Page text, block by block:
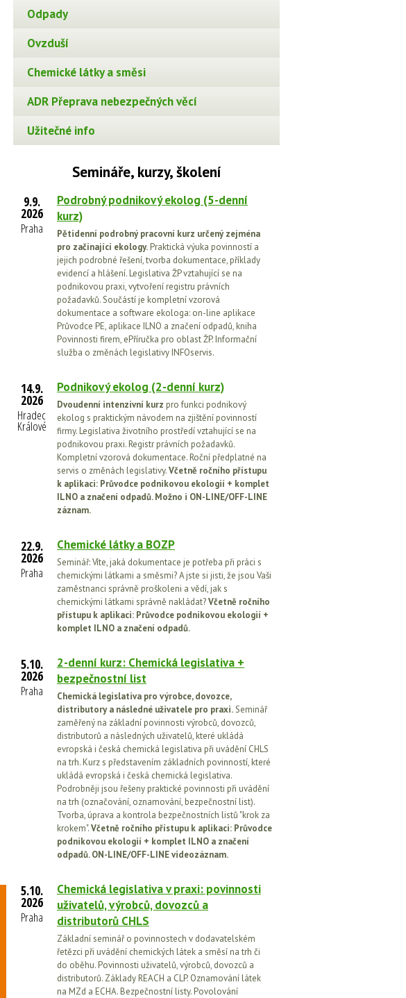
Odpady
Ovzduší
Chemické látky a směsi
ADR Přeprava nebezpečných věcí
Užitečné info
Semináře, kurzy, školení
9.9.
2026
Praha
Podrobný podnikový ekolog (5-denní
kurz)
Pětidenní podrobný pracovní kurz určený zejména
pro začínající ekology. Praktická výuka povinností a
jejich podrobné řešení, tvorba dokumentace, příklady
evidencí a hlášení. Legislativa ŽP vztahující se na
podnikovou praxi, vytvoření registru právních
požadavků. Součástí je kompletní vzorová
dokumentace a software ekologa: on-line aplikace
Průvodce PE, aplikace ILNO a značení odpadů, kniha
Povinnosti firem, ePříručka pro oblast ŽP. Informační
služba o změnách legislativy INFOservis.
14.9.
2026
Hradec
Králové
Podnikový ekolog (2-denní kurz)
Dvoudenní intenzivní kurz pro funkci podnikový
ekolog s praktickým návodem na zjištění povinností
firmy. Legislativa životního prostředí vztahující se na
podnikovou praxi. Registr právních požadavků.
Kompletní vzorová dokumentace. Roční předplatné na
servis o změnách legislativy.Včetně ročního přístupu
k aplikaci: Průvodce podnikovou ekologií + komplet
ILNO a značení odpadů. Možno i ON-LINE/OFF-LINE
záznam.
22.9.
2026
Praha
Chemické látky a BOZP
Seminář: Víte, jaká dokumentace je potřeba při práci s
chemickými látkami a směsmi? A jste si jisti, že jsou Vaši
zaměstnanci správně proškoleni a vědí, jak s
chemickými látkami správně nakládat?Včetně ročního
přístupu k aplikaci: Průvodce podnikovou ekologií +
komplet ILNO a značení odpadů.
5.10.
2026
Praha
2-denní kurz: Chemická legislativa +
bezpečnostní list
Chemická legislativa pro výrobce, dovozce,
distributory a následné uživatele pro praxi.Seminář
zaměřený na základní povinnosti výrobců, dovozců,
distributorů a následných uživatelů, které ukládá
evropská i česká chemická legislativa při uvádění CHLS
na trh. Kurz s představením základních povinností, které
ukládá evropská i česká chemická legislativa.
Podrobněji jsou řešeny praktické povinnosti při uvádění
na trh (označování, oznamování, bezpečnostní list).
Tvorba, úprava a kontrola bezpečnostních listů "krok za
krokem".Včetně ročního přístupu k aplikaci: Průvodce
podnikovou ekologií + komplet ILNO a značení
odpadů. ON-LINE/OFF-LINE videozáznam.
5.10.
2026
Praha
Chemická legislativa v praxi: povinnosti
uživatelů, výrobců, dovozců a
distributorů CHLS
Základní seminář o povinnostech v dodavatelském
řetězci při uvádění chemických látek a směsí na trh či
do oběhu. Povinnosti uživatelů, výrobců, dovozců a
distributorů. Základy REACH a CLP. Oznamování látek
na MZd a ECHA. Bezpečnostní listy. Povolování